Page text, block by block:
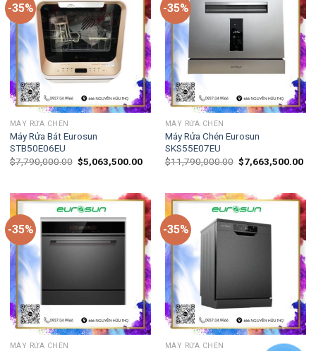
-35%
MÁY RỬA CHÉN
Máy Rửa Bát Eurosun
STB50E06EU
$7,790,000.00 $5,063,500.00
-35%
MÁY RỬA CHÉN
Máy Rửa Chén Eurosun
SKS55E07EU
$11,790,000.00 $7,663,500.00
-35%
MÁY RỬA CHÉN
-35%
MÁY RỬA CHÉN